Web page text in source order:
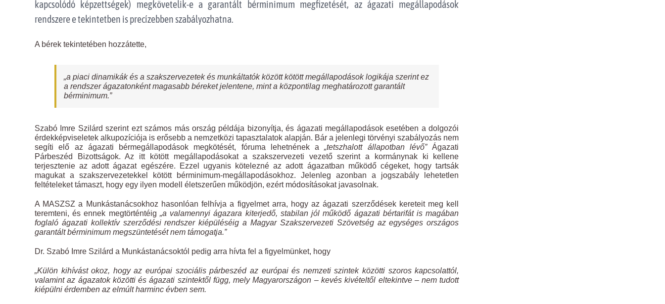
kapcsolódó képzettségek) megkövetelik-e a garantált bérminimum megfizetését, az ágazati megállapodások
rendszere e tekintetben is precízebben szabályozhatna.
A bérek tekintetében hozzátette,
„a piaci dinamikák és a szakszervezetek és munkáltatók között kötött megállapodások logikája szerint ez
a rendszer ágazatonként magasabb béreket jelentene, mint a központilag meghatározott garantált
bérminimum.”
Szabó Imre Szilárd szerint ezt számos más ország példája bizonyítja, és ágazati megállapodások esetében a dolgozói
érdekképviseletek alkupozíciója is erősebb a nemzetközi tapasztalatok alapján. Bár a jelenlegi törvényi szabályozás nem
segíti elő az ágazati bérmegállapodások megkötését, fóruma lehetnének a„tetszhalott állapotban lévő”Ágazati
Párbeszéd Bizottságok. Az itt kötött megállapodásokat a szakszervezeti vezető szerint a kormánynak ki kellene
terjesztenie az adott ágazat egészére. Ezzel ugyanis kötelezné az adott ágazatban működő cégeket, hogy tartsák
magukat a szakszervezetekkel kötött bérminimum-megállapodásokhoz. Jelenleg azonban a jogszabály lehetetlen
feltételeket támaszt, hogy egy ilyen modell életszerűen működjön, ezért módosításokat javasolnak.
A MASZSZ a Munkástanácsokhoz hasonlóan felhívja a figyelmet arra, hogy az ágazati szerződések kereteit meg kell
teremteni, és ennek megtörténtéig „a valamennyi ágazara kiterjedő, stabilan jól működő ágazati bértarifát is magában
foglaló ágazati kollektív szerződési rendszer kiépüléséig a Magyar Szakszervezeti Szövetség az egységes országos
garantált bérminimum megszüntetését nem támogatja.”
Dr. Szabó Imre Szilárd a Munkástanácsoktól pedig arra hívta fel a figyelmünket, hogy
„Külön kihívást okoz, hogy az európai szociális párbeszéd az európai és nemzeti szintek közötti szoros kapcsolattól,
valamint az ágazatok közötti és ágazati szintektől függ, mely Magyarországon – kevés kivételtől eltekintve – nem tudott
kiépülni érdemben az elmúlt harminc évben sem.